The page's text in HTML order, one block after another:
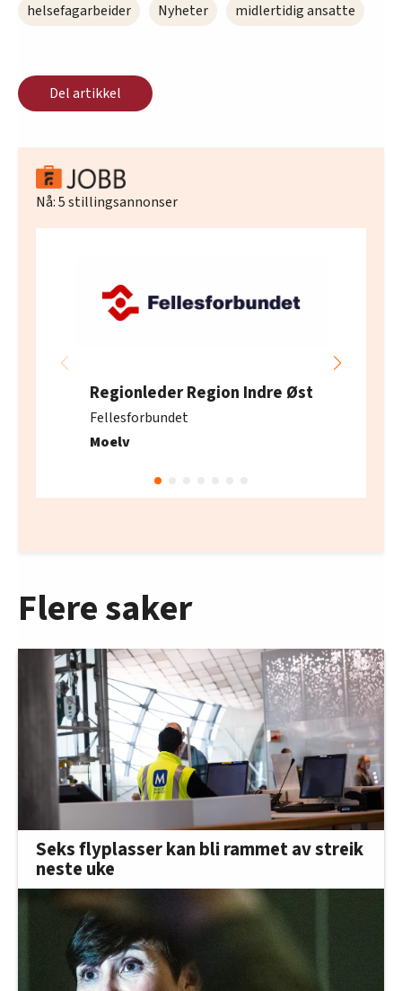
helsefagarbeider Nyheter midlertidig ansatte
Del artikkel
Nå:5stillingsannonser
Regionleder Region Indre Øst
Fellesforbundet
Moelv
Flere saker
Seks flyplasser kan bli rammet av streik
neste uke